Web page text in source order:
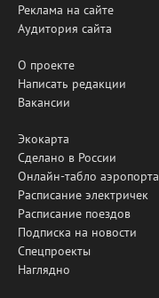
Реклама на сайте
Аудитория сайта
О проекте
Написать редакции
Вакансии
Экокарта
Сделано в России
Онлайн-табло аэропорта
Расписание электричек
Расписание поездов
Подписка на новости
Спецпроекты
Наглядно